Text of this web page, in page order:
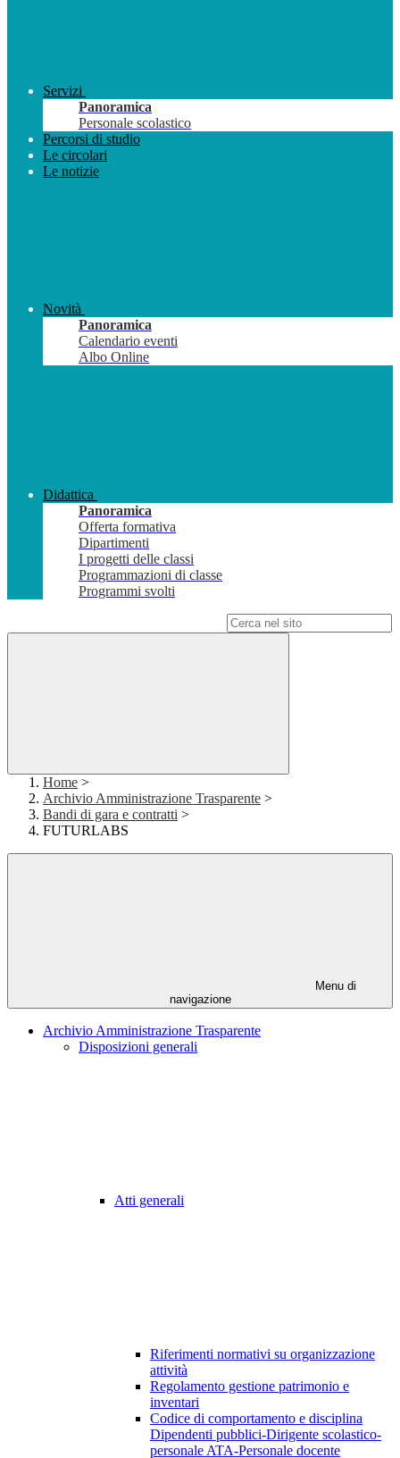
Servizi
Panoramica
Personale scolastico
Percorsi di studio
Le circolari
Le notizie
Novità
Panoramica
Calendario eventi
Albo Online
Didattica
Panoramica
Offerta formativa
Dipartimenti
I progetti delle classi
Programmazioni di classe
Programmi svolti
Home >
Archivio Amministrazione Trasparente >
Bandi di gara e contratti >
FUTURLABS
Menu di
navigazione
Archivio Amministrazione Trasparente
Disposizioni generali
Atti generali
Riferimenti normativi su organizzazione
attività
Regolamento gestione patrimonio e
inventari
Codice di comportamento e disciplina
Dipendenti pubblici-Dirigente scolastico-
personale ATA-Personale docente